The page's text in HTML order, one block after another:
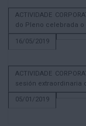
ACTIVIDADE
do Pleno celebrada o
16/05/2019
ACTIVIDADE
sesión extraordinaria
05/01/2019